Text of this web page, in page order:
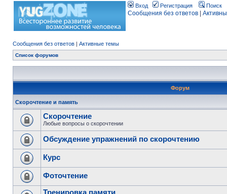
Вход Регистрация Поиск
Сообщения без ответов
Сообщения без ответов | Активные темы
Список форумов
Форум
Скорочтение и память
Скорочтение
Любые вопросы о скорочтении
Обсуждение упражнений по скорочтению
Курс
Фоточтение
Тренировка памяти